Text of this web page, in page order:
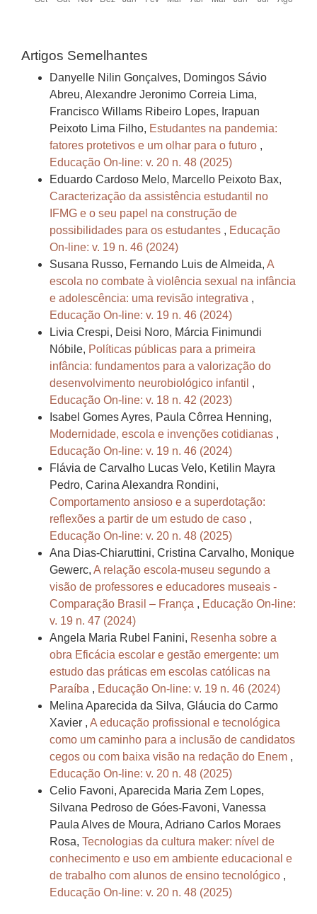
Artigos Semelhantes
Danyelle Nilin Gonçalves, Domingos Sávio
Abreu, Alexandre Jeronimo Correia Lima,
Francisco Willams Ribeiro Lopes, Irapuan
Peixoto Lima Filho, Estudantes na pandemia:
fatores protetivos e um olhar para o futuro ,
Educação On-line: v. 20 n. 48 (2025)
Eduardo Cardoso Melo, Marcello Peixoto Bax,
Caracterização da assistência estudantil no
IFMG e o seu papel na construção de
possibilidades para os estudantes , Educação
On-line: v. 19 n. 46 (2024)
Susana Russo, Fernando Luis de Almeida, A
escola no combate à violência sexual na infância
e adolescência: uma revisão integrativa ,
Educação On-line: v. 19 n. 46 (2024)
Livia Crespi, Deisi Noro, Márcia Finimundi
Nóbile, Políticas públicas para a primeira
infância: fundamentos para a valorização do
desenvolvimento neurobiológico infantil ,
Educação On-line: v. 18 n. 42 (2023)
Isabel Gomes Ayres, Paula Côrrea Henning,
Modernidade, escola e invenções cotidianas ,
Educação On-line: v. 19 n. 46 (2024)
Flávia de Carvalho Lucas Velo, Ketilin Mayra
Pedro, Carina Alexandra Rondini,
Comportamento ansioso e a superdotação:
reflexões a partir de um estudo de caso ,
Educação On-line: v. 20 n. 48 (2025)
Ana Dias-Chiaruttini, Cristina Carvalho, Monique
Gewerc, A relação escola-museu segundo a
visão de professores e educadores museais -
Comparação Brasil – França , Educação On-line:
v. 19 n. 47 (2024)
Angela Maria Rubel Fanini, Resenha sobre a
obra Eficácia escolar e gestão emergente: um
estudo das práticas em escolas católicas na
Paraíba , Educação On-line: v. 19 n. 46 (2024)
Melina Aparecida da Silva, Gláucia do Carmo
Xavier , A educação profissional e tecnológica
como um caminho para a inclusão de candidatos
cegos ou com baixa visão na redação do Enem ,
Educação On-line: v. 20 n. 48 (2025)
Celio Favoni, Aparecida Maria Zem Lopes,
Silvana Pedroso de Góes-Favoni, Vanessa
Paula Alves de Moura, Adriano Carlos Moraes
Rosa, Tecnologias da cultura maker: nível de
conhecimento e uso em ambiente educacional e
de trabalho com alunos de ensino tecnológico ,
Educação On-line: v. 20 n. 48 (2025)